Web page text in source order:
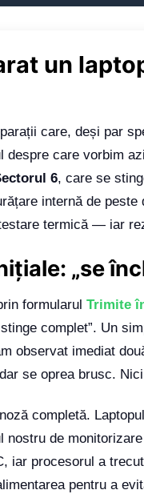
un
care, deși par
despre care vorbim
6, care se
internă de
termică — iar
„se
formularul Trimite
complet”. Un
observat imediat
se oprea brusc.
completă.
nostru de
iar procesorul a
pentru a